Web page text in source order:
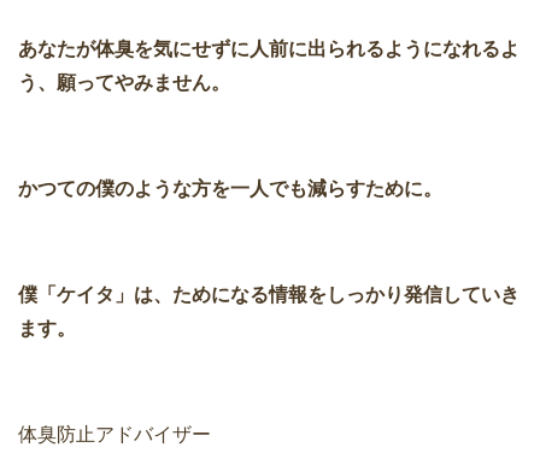
あなたが体臭を気にせずに人前に出られるようになれるよ
う、願ってやみません。
かつての僕のような方を一人でも減らすために。
僕「ケイタ」は、ためになる情報をしっかり発信していき
ます。
体臭防止アドバイザー